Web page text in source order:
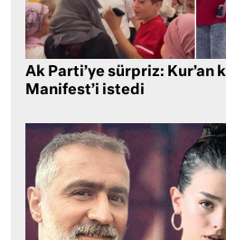
Ak Parti’ye sürpriz: Kur’an
Manifest’i istedi